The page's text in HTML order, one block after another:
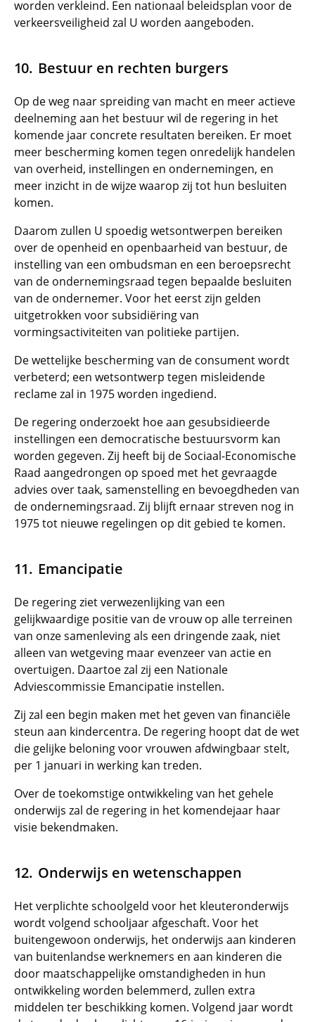
worden verkleind. Een nationaal beleidsplan voor de
verkeersveiligheid zal U worden aangeboden.
Bestuur en rechten burgers
Op de weg naar spreiding van macht en meer actieve
deelneming aan het bestuur wil de regering in het
komende jaar concrete resultaten bereiken. Er moet
meer bescherming komen tegen onredelijk handelen
van overheid, instellingen en ondernemingen, en
meer inzicht in de wijze waarop zij tot hun besluiten
komen.
Daarom zullen U spoedig wetsontwerpen bereiken
over de openheid en openbaarheid van bestuur, de
instelling van een ombudsman en een beroepsrecht
van de ondernemingsraad tegen bepaalde besluiten
van de ondernemer. Voor het eerst zijn gelden
uitgetrokken voor subsidiëring van
vormingsactiviteiten van politieke partijen.
De wettelijke bescherming van de consument wordt
verbeterd; een wetsontwerp tegen misleidende
reclame zal in 1975 worden ingediend.
De regering onderzoekt hoe aan gesubsidieerde
instellingen een democratische bestuursvorm kan
worden gegeven. Zij heeft bij de Sociaal-Economische
Raad aangedrongen op spoed met het gevraagde
advies over taak, samenstelling en bevoegdheden van
de ondernemingsraad. Zij blijft ernaar streven nog in
1975 tot nieuwe regelingen op dit gebied te komen.
Emancipatie
De regering ziet verwezenlijking van een
gelijkwaardige positie van de vrouw op alle terreinen
van onze samenleving als een dringende zaak, niet
alleen van wetgeving maar evenzeer van actie en
overtuigen. Daartoe zal zij een Nationale
Adviescommissie Emancipatie instellen.
Zij zal een begin maken met het geven van financiële
steun aan kindercentra. De regering hoopt dat de wet
die gelijke beloning voor vrouwen afdwingbaar stelt,
per 1 januari in werking kan treden.
Over de toekomstige ontwikkeling van het gehele
onderwijs zal de regering in het komendejaar haar
visie bekendmaken.
Onderwijs en wetenschappen
Het verplichte schoolgeld voor het kleuteronderwijs
wordt volgend schooljaar afgeschaft. Voor het
buitengewoon onderwijs, het onderwijs aan kinderen
van buitenlandse werknemers en aan kinderen die
door maatschappelijke omstandigheden in hun
ontwikkeling worden belemmerd, zullen extra
middelen ter beschikking komen. Volgend jaar wordt